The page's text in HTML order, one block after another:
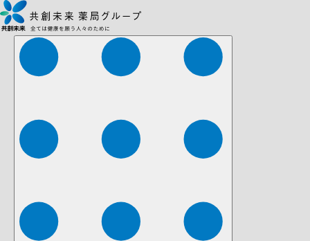
株式会社ファーマみらい 株式会社ストレチア